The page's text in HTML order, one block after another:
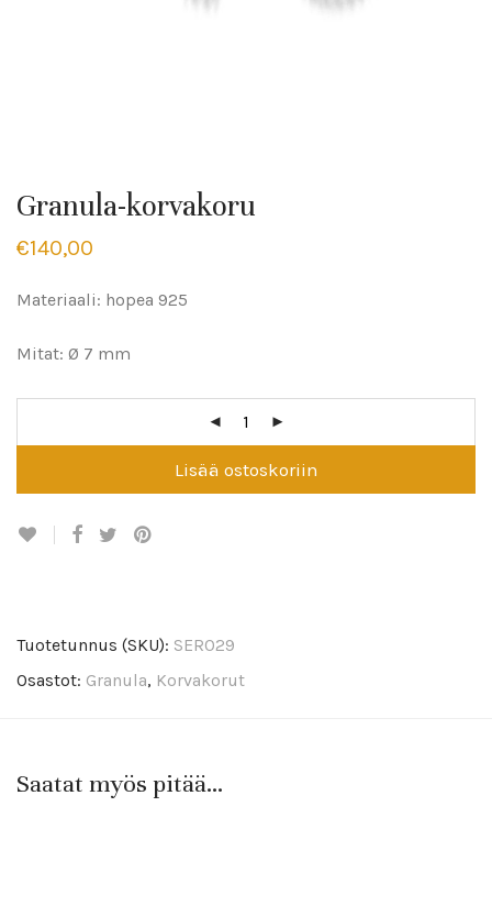
Granula-korvakoru
€140,00
Materiaali: hopea 925
Mitat: Ø 7 mm
Lisää ostoskoriin
Tuotetunnus (SKU): SER029
Osastot: Granula, Korvakorut
Saatat myös pitää...